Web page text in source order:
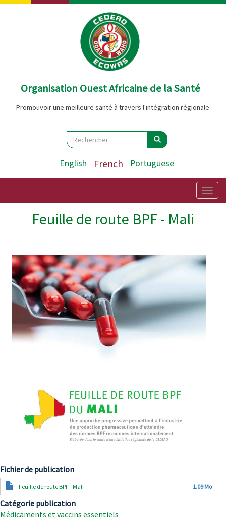
Aller
Organisation Ouest Africaine de la Santé
Promouvoir une meilleure santé à travers l'intégration régionale
Search
Rechercher Rechercher
English French Portuguese
Feuille de route BPF - Mali
Fichier de publication
DocumentFeuille de route BPF - Mali 1.09 Mo
Catégorie publication
Médicaments et vaccins essentiels